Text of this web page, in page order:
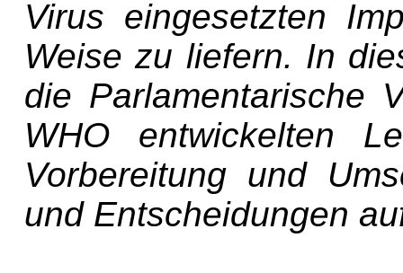
Virus eingesetzten
Weise zu liefern. In
die Parlamentarische
WHO entwickelten
Vorbereitung und
und Entscheidungen